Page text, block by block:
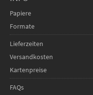
Papiere
Formate
Lieferzeiten
Versandkosten
Kartenpreise
FAQs